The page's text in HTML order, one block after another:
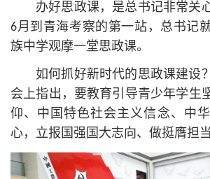
办好思政课，是总书记非常关
6月到青海考察的第一站，总书记
族中学观摩一堂思政课。
如何抓好新时代的思政课建设
会上指出，要教育引导青少年学生
仰、中国特色社会主义信念、中
心，立报国强国大志向、做挺膺担